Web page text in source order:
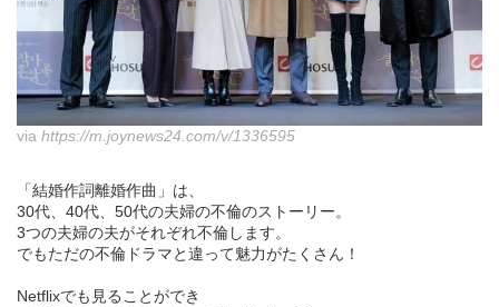
via https://m.joynews24.com/v/1336595
「結婚作詞離婚作曲」は、
30代、40代、50代の夫婦の不倫のストーリー。
3つの夫婦の夫がそれぞれ不倫します。
でもただの不倫ドラマと違って魅力がたくさん！
Netflixでも見ることができ